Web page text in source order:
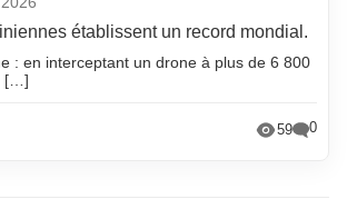
établissent un record mondial.
: en interceptant un drone à plus de 6 800
[…]
59 0